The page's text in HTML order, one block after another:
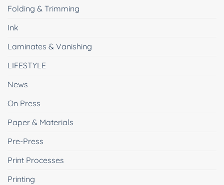
Folding & Trimming
Ink
Laminates & Vanishing
LIFESTYLE
News
On Press
Paper & Materials
Pre-Press
Print Processes
Printing